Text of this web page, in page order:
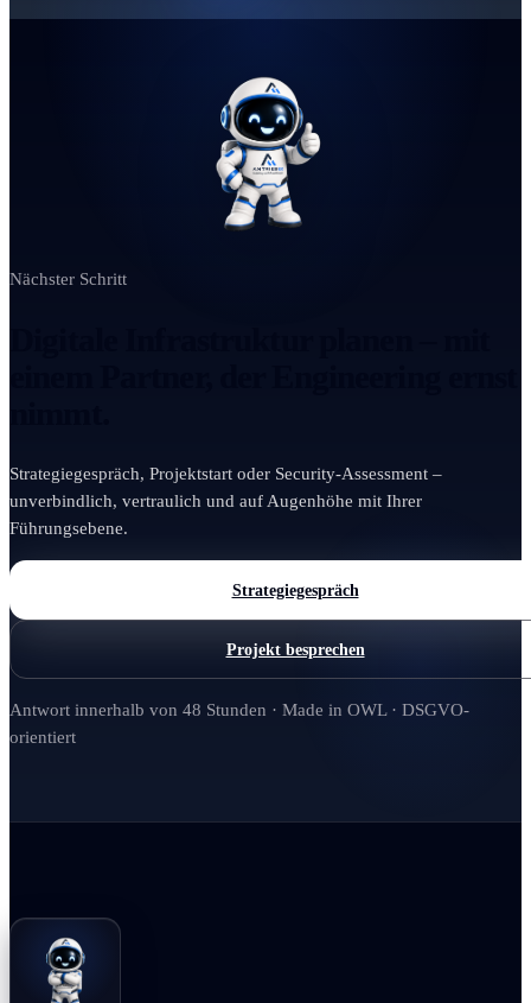
Nächster Schritt
Strategiegespräch, Projektstart oder Security-Assessment –
unverbindlich, vertraulich und auf Augenhöhe mit Ihrer
Führungsebene.
Strategiegespräch
Projekt besprechen
Antwort innerhalb von 48 Stunden · Made in OWL · DSGVO-
orientiert